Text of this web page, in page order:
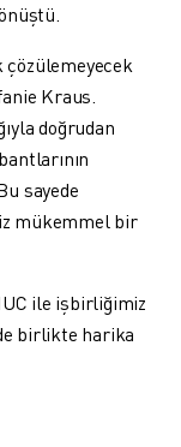
çözülemeyecek
Kraus.
doğrudan
sayede
mükemmel bir
ile işbirliğimiz
birlikte harika